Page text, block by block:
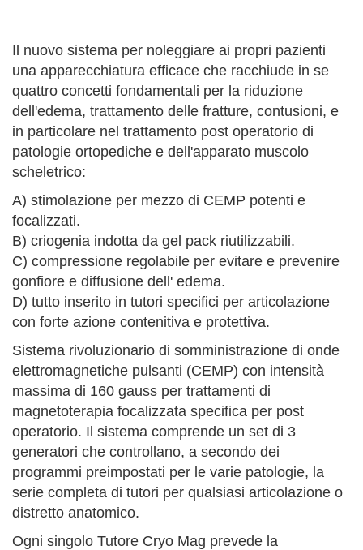
Il nuovo sistema per noleggiare ai propri pazienti
una apparecchiatura efficace che racchiude in se
quattro concetti fondamentali per la riduzione
dell'edema, trattamento delle fratture, contusioni, e
in particolare nel trattamento post operatorio di
patologie ortopediche e dell'apparato muscolo
scheletrico:
A) stimolazione per mezzo di CEMP potenti e
focalizzati.
B) criogenia indotta da gel pack riutilizzabili.
C) compressione regolabile per evitare e prevenire
gonfiore e diffusione dell' edema.
D) tutto inserito in tutori specifici per articolazione
con forte azione contenitiva e protettiva.
Sistema rivoluzionario di somministrazione di onde
elettromagnetiche pulsanti (CEMP) con intensità
massima di 160 gauss per trattamenti di
magnetoterapia focalizzata specifica per post
operatorio. Il sistema comprende un set di 3
generatori che controllano, a secondo dei
programmi preimpostati per le varie patologie, la
serie completa di tutori per qualsiasi articolazione o
distretto anatomico.
Ogni singolo Tutore Cryo Mag prevede la